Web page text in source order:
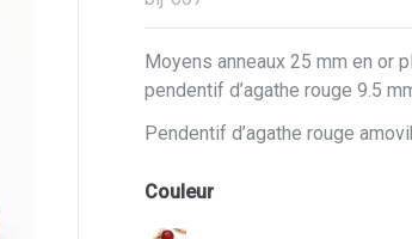
Moyens anneaux 25 mm en or
pendentif d’agathe rouge 9.5
Pendentif d’agathe rouge
Couleur